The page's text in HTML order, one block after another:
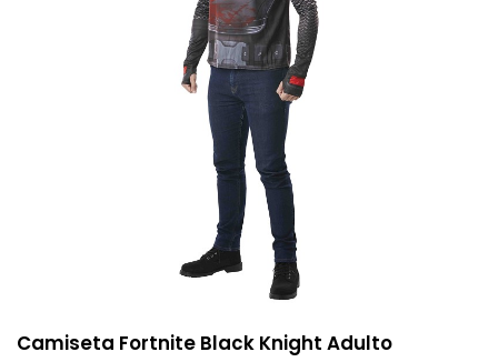
Camiseta Fortnite Black Knight Adulto